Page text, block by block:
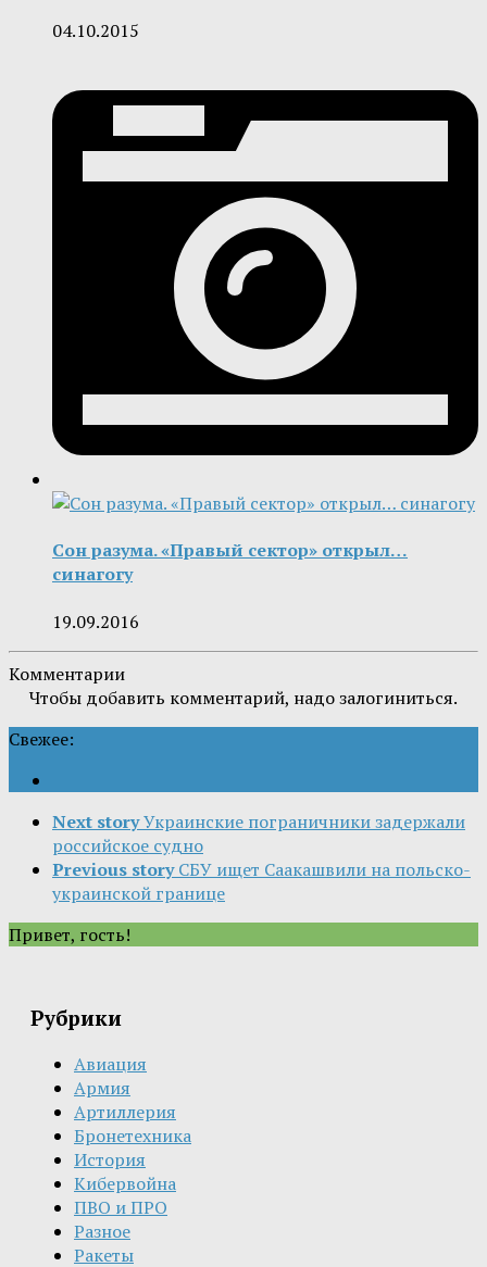
04.10.2015
Сон разума. «Правый сектор» открыл…
синагогу
19.09.2016
Комментарии
Чтобы добавить комментарий, надо залогиниться.
Свежее:
Next storyУкраинские пограничники задержали
российское судно
Previous story СБУ ищет Саакашвили на польско-
украинской границе
Привет, гость!
Рубрики
Авиация
Армия
Артиллерия
Бронетехника
История
Кибервойна
ПВО и ПРО
Разное
Ракеты